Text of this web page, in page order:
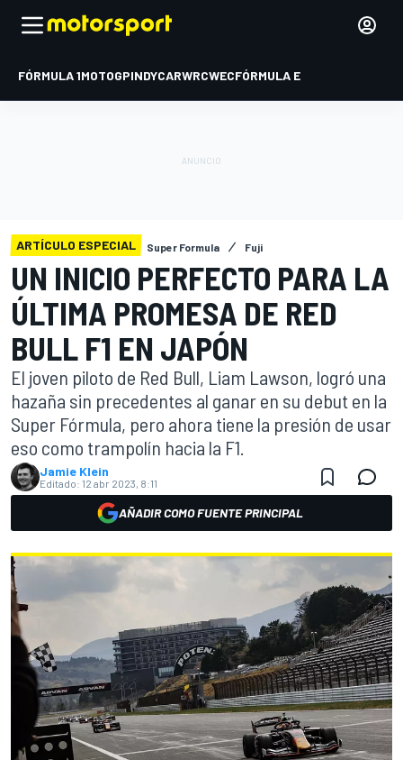
FÓRMULA 1MOTOGPINDYCARWRCWECFÓRMULA E
ARTÍCULO ESPECIAL Super Formula Fuji
UN INICIO PERFECTO PARA LA
ÚLTIMA PROMESA DE RED
BULL F1 EN JAPÓN
El joven piloto de Red Bull, Liam Lawson, logró una
hazaña sin precedentes al ganar en su debut en la
Super Fórmula, pero ahora tiene la presión de usar
eso como trampolín hacia la F1.
Jamie Klein
Editado: 12 abr 2023, 8:11
AÑADIR COMO FUENTE PRINCIPAL